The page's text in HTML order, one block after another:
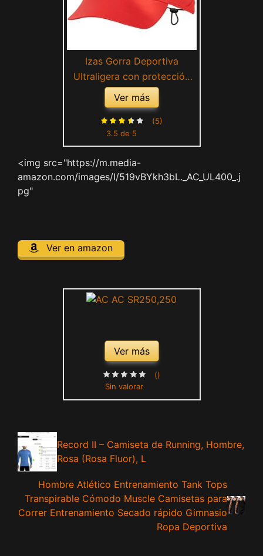
Izas Gorra Deportiva
Ultraligera con protección
Solar RICLA (Red)
Ver más
3.5 de 5
(5)
<img src="https://m.media-
amazon.com/images/I/519vBYkh3bL._AC_UL400_.j
pg"
Ver en amazon
Ver más
Sin valorar
()
Record II – Camiseta de Running, Hombre,
Rosa (Rosa Fluor), L
Hombre Atlético Entrenamiento Tank Tops
Transpirable Cómodo Muscle Camisetas para
Correr Entrenamiento Secado rápido Gimnasio
Ropa Deportiva